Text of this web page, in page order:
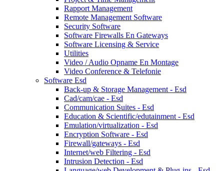
Rapport Management
Remote Management Software
Security Software
Software Firewalls En Gateways
Software Licensing & Service
Utilities
Video / Audio Opname En Montage
Video Conference & Telefonie
Software Esd
Back-up & Storage Management - Esd
Cad/cam/cae - Esd
Communication Suites - Esd
Education & Scientific/edutainment - Esd
Emulation/virtualization - Esd
Encryption Software - Esd
Firewall/gateways - Esd
Internet/web Filtering - Esd
Intrusion Detection - Esd